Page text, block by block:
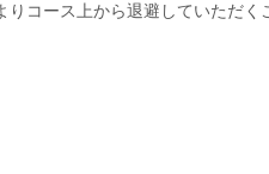
コース上から退避していただく